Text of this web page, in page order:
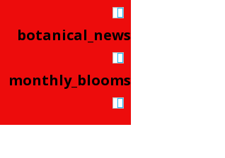
botanical_news
monthly_blooms